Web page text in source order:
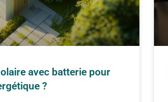
avec batterie pour
?